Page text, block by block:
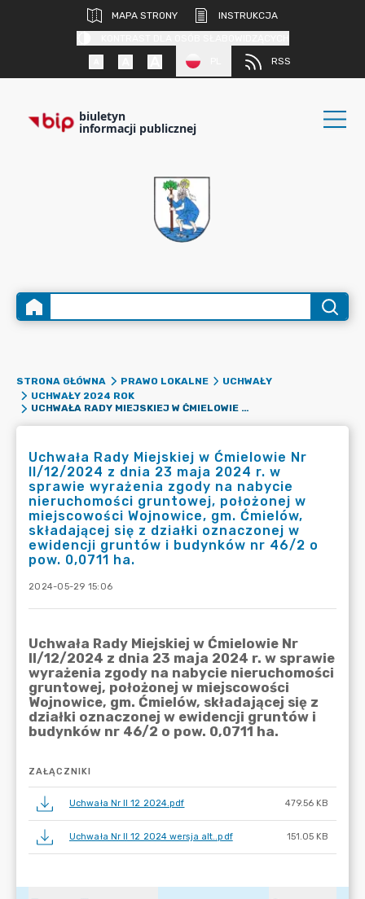
MAPA STRONY
INSTRUKCJA
RSS
biuletyn
informacji publicznej
STRONA GŁÓWNA PRAWO LOKALNE
UCHWAŁY
UCHWAŁY 2024 ROK
UCHWAŁA RADY MIEJSKIEJ W ĆMIELOWIE NR II/12/2024 Z DNIA 23 MAJA 2024 R. W SPRAWIE WYRAŻENIA ZGODY NA NABYCIE NIERUCHOMOŚCI GRUNTOWEJ, POŁOŻONEJ W MIEJSCOWOŚCI WOJNOWICE, GM. ĆMIELÓW, SKŁADAJĄCEJ SIĘ Z DZIAŁKI OZNACZONEJ W EWIDENCJI GRUNTÓW I BUDYNKÓW NR 46/2 O POW. 0,0711 HA.
Uchwała Rady Miejskiej w Ćmielowie Nr
II/12/2024 z dnia 23 maja 2024 r. w
sprawie wyrażenia zgody na nabycie
nieruchomości gruntowej, położonej w
miejscowości Wojnowice, gm. Ćmielów,
składającej się z działki oznaczonej w
ewidencji gruntów i budynków nr 46/2 o
pow. 0,0711 ha.
2024-05-29 15:06
ZAŁĄCZNIKI
Uchwała Nr II 12 2024.pdf 479.56 KB
Uchwała Nr II 12 2024 wersja alt..pdf 151.05 KB